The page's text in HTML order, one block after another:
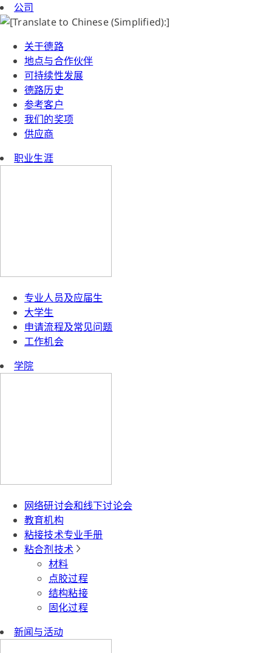
公司
关于德路
地点与合作伙伴
可持续性发展
德路历史
参考客户
我们的奖项
供应商
职业生涯
专业人员及应届生
大学生
申请流程及常见问题
工作机会
学院
网络研讨会和线下讨论会
教育机构
粘接技术专业手册
粘合剂技术
材料
点胶过程
结构粘接
固化过程
新闻与活动